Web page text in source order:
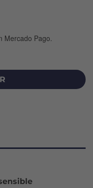
Mercado Pago.